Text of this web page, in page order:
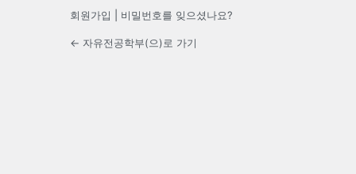
회원가입 비밀번호를 잊으셨나요?
← 자유전공학부(으)로 가기